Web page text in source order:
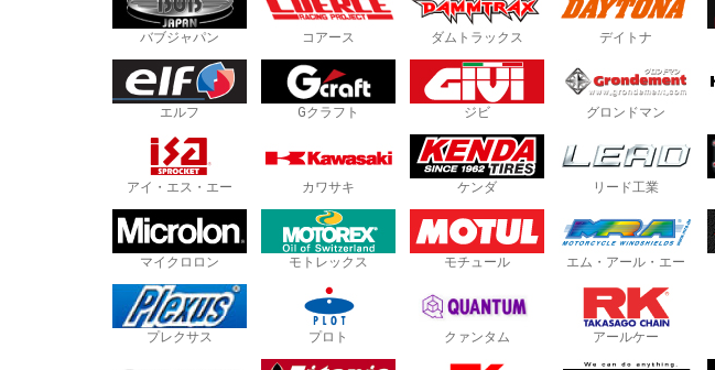
バブジャパン コアース ダムトラックス デイトナ
エルフ Gクラフト ジビ グロンドマン
アイ・エス・エー カワサキ ケンダ リード工業
マイクロロン モトレックス モチュール エム・アール・エー
プレクサス プロト クァンタム アールケー